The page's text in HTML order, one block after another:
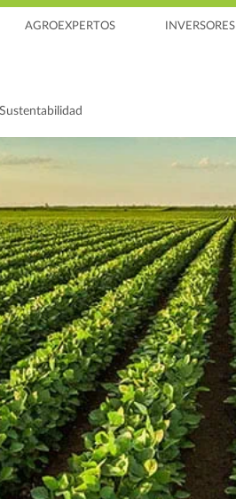
AGROEXPERTOS INVERSORES
Sustentabilidad